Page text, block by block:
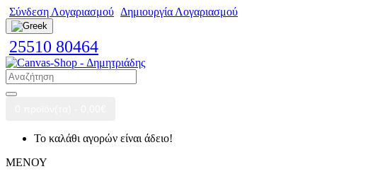
Σύνδεση Λογαριασμού Δημιουργία Λογαριασμού
25510 80464
Το καλάθι αγορών είναι άδειο!
ΜΕΝΟΥ